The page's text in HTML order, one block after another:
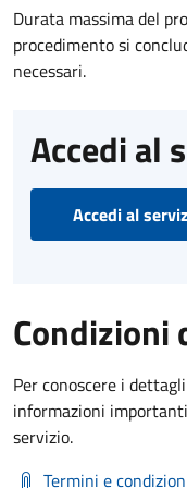
Durata massima del
procedimento si
necessari.
Accedi al
Accedi al
Condizioni
Per conoscere i
informazioni
servizio.
Termini e